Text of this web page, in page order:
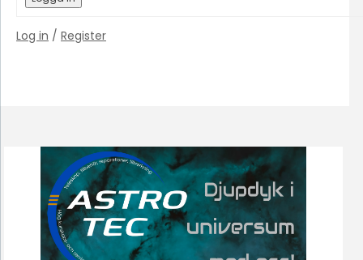
Log in / Register